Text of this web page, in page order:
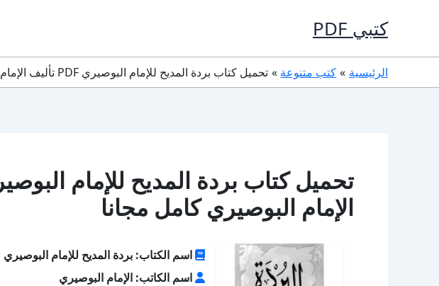
كتبي PDF
الرئيسية كتب متنوعة تحميل كتاب بردة المديح للإمام البوصيري PDF تأليف الإمام البوصيري كامل مجانا
الإمام البوصيري كامل مجانا
اسم الكتاب: بردة المديح للإمام البوصيري
اسم الكاتب: الإمام البوصيري